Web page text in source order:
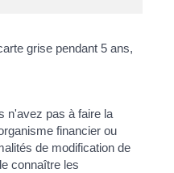
grise pendant 5 ans,
n'avez pas à faire la
financier ou
de modification de
connaître les